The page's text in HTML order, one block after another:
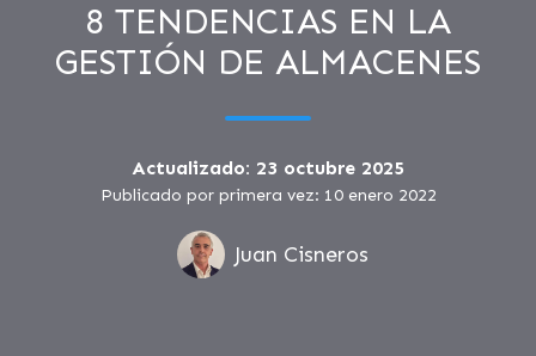
8 TENDENCIAS EN LA
GESTIÓN DE ALMACENES
Actualizado: 23 octubre 2025
Publicado por primera vez: 10 enero 2022
Juan Cisneros